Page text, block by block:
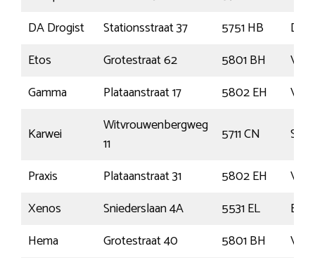
DA Drogist
Stationsstraat 37 5751 HB
Etos
Grotestraat 62 5801 BH
Gamma
Plataanstraat 17 5802 EH
Karwei
Witvrouwenbergweg
11
5711 CN
Praxis
Plataanstraat 31 5802 EH
Xenos
Sniederslaan 4A 5531 EL
Hema
Grotestraat 40 5801 BH